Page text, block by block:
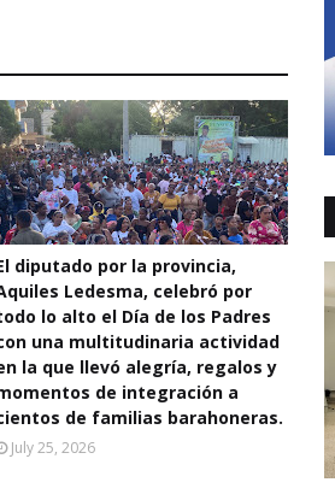
diputado por la provincia,
Ledesma, celebró por
lo alto el Día de los Padres
una multitudinaria actividad
la que llevó alegría, regalos y
de integración a
de familias barahoneras.
July 25, 2026